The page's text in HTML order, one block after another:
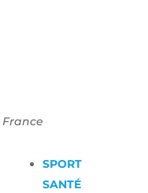
France
SPORT
SANTÉ